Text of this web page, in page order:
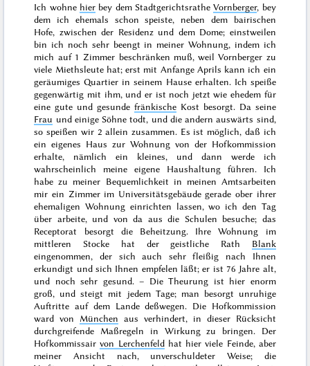
Ich wohne hierbey dem StadtgerichtsratheVornberger, bey
dem ich ehemals schon speiste, neben dem bairischen
Hofe, zwischen der Residenz und dem Dome; einstweilen
bin ich noch sehr beengt in meiner Wohnung, indem ich
mich auf 1 Zimmer beschränken muß, weil Vornberger zu
viele Miethsleute hat; erst mit Anfange Aprils kann ich ein
geräumiges Quartier in seinem Hause erhalten. Ich speiße
gegenwärtig mit ihm, und er ist noch jetzt wie ehedem für
eine gute und gesunde fränkische Kost besorgt. Da seine
Frau und einige Söhne todt, und die andern auswärts sind,
so speißen wir 2 allein zusammen. Es ist möglich, daß ich
ein eigenes Haus zur Wohnung von der Hofkommission
erhalte, nämlich ein kleines, und dann werde ich
wahrscheinlich meine eigene Haushaltung führen. Ich
habe zu meiner Bequemlichkeit in meinen Amtsarbeiten
mir ein Zimmer im Universitätsgebäudegerade ober ihrer
ehemaligen Wohnung einrichten lassen, wo ich den Tag
über arbeite, und von da aus die Schulen besuche; das
Receptorat besorgt die Beheitzung. Ihre Wohnung im
mittleren Stocke hat der geistliche Rath Blank
eingenommen, der sich auch sehr fleißig nach Ihnen
erkundigt und sich Ihnen empfelen läßt; er ist 76 Jahre alt,
und noch sehr gesund. – Die Theurung ist hier enorm
groß, und steigt mit jedem Tage; man besorgt unruhige
Auftritte auf dem Lande deßwegen. Die Hofkommission
ward von München aus verhindert, in dieser Rücksicht
durchgreifende Maßregeln in Wirkung zu bringen. Der
Hofkommissairvon Lerchenfeldhat hier viele Feinde, aber
meiner Ansicht nach, unverschuldeter Weise; die